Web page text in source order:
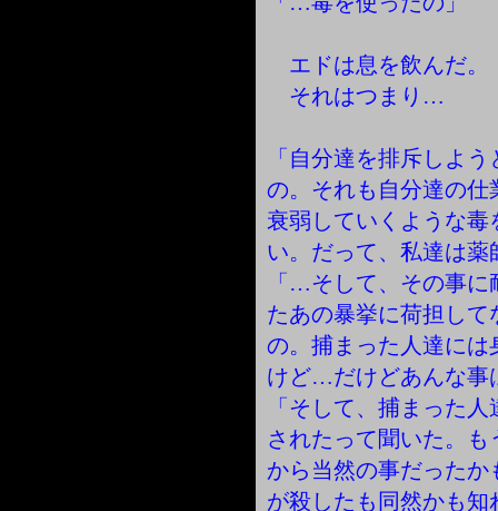
エドは息を飲んだ。
それはつまり…
「自分達を排斥しよ
の。それも自分達の
衰弱していくような
い。だって、私達は
「…そして、その事
たあの暴挙に荷担し
の。捕まった人達に
けど…だけどあんな事
「そして、捕まった
されたって聞いた。
から当然の事だった
が殺したも同然かも